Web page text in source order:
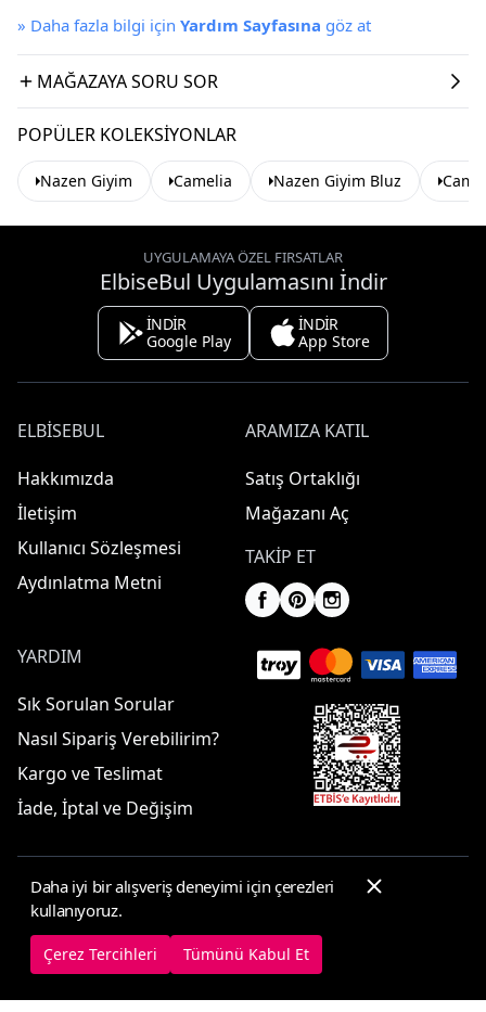
» Daha fazla bilgi için Yardım Sayfasına göz at
MAĞAZAYA SORU SOR
POPÜLER KOLEKSIYONLAR
Nazen Giyim Camelia Nazen Giyim Bluz
UYGULAMAYA ÖZEL FIRSATLAR
ElbiseBul Uygulamasını İndir
İNDİR
Google Play
İNDİR
App Store
ELBISEBUL
Hakkımızda
İletişim
Kullanıcı Sözleşmesi
Aydınlatma Metni
ARAMIZA KATIL
Satış Ortaklığı
Mağazanı Aç
TAKIP ET
YARDIM
Sık Sorulan Sorular
Nasıl Sipariş Verebilirim?
Kargo ve Teslimat
İade, İptal ve Değişim
© 2025 ElbiseBul -
Çerez Tercihleri Çerez Politikası
Daha iyi bir alışveriş deneyimi için çerezleri
kullanıyoruz.
Çerez Tercihleri Tümünü Kabul Et